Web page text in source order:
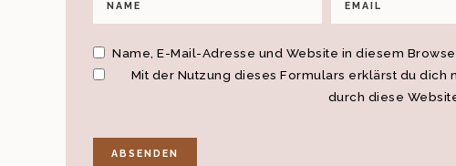
Name, E-Mail-Adresse und Website in diesem
Mit der Nutzung dieses Formulars erklärst du
durch diese